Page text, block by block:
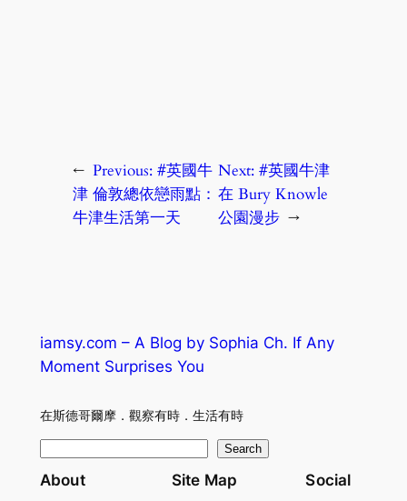
← Previous: #英國牛
津 倫敦總依戀雨點：
牛津生活第一天
Next:#英國牛津
在 Bury Knowle
公園漫步 →
iamsy.com – A Blog by Sophia Ch. If Any
Moment Surprises You
在斯德哥爾摩．觀察有時．生活有時
e
Search
About Site Map Social